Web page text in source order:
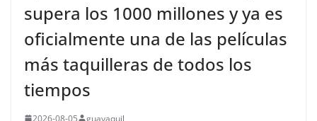
supera los 1000 millones y ya es
oficialmente una de las películas
más taquilleras de todos los
tiempos
2026-08-05 guayaquil